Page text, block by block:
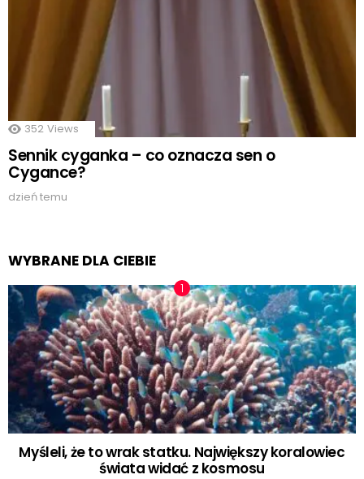
352 Views
Sennik cyganka – co oznacza sen o
Cygance?
dzień temu
WYBRANE DLA CIEBIE
Myśleli, że to wrak statku. Największy koralowiec
świata widać z kosmosu